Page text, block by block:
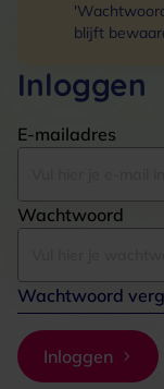
blijft
Inloggen
E-mailadres
Wachtwoord
Wachtwoord
Inloggen